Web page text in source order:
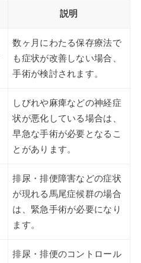
説明
数ヶ月にわたる保存療法で
も症状が改善しない場合、
手術が検討されます。
しびれや麻痺などの神経症
状が悪化している場合は、
早急な手術が必要となるこ
とがあります。
排尿・排便障害などの症状
が現れる馬尾症候群の場合
は、緊急手術が必要になり
ます。
排尿・排便のコントロール